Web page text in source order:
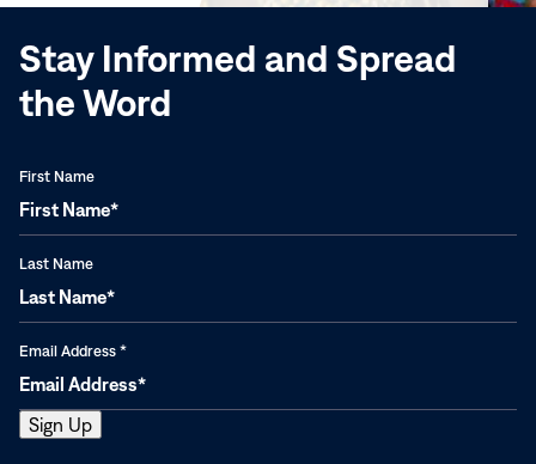
Stay Informed and Spread
the Word
First Name
Last Name
Email Address *